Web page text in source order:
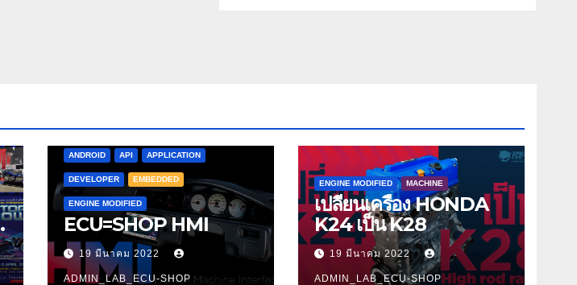
ANDROID API APPLICATION
DEVELOPER EMBEDDED
ENGINE MODIFIED
ECU=SHOP HMI
19 มีนาคม 2022
ADMIN_LAB_ECU-SHOP
ENGINE MODIFIED MACHINE
เปลี่ยนเครื่อง HONDA
K24 เป็น K28
19 มีนาคม 2022
ADMIN_LAB_ECU-SHOP